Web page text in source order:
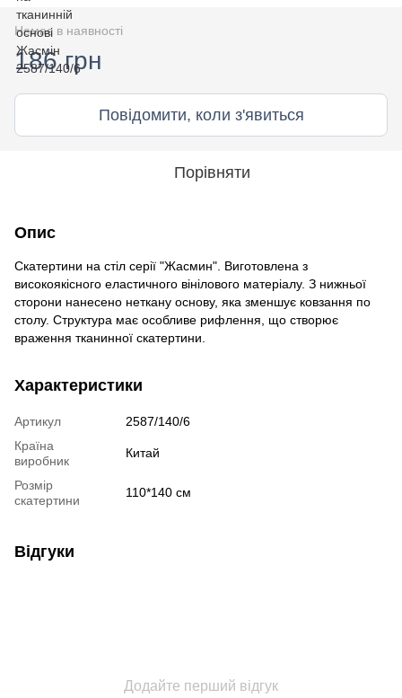
Немає в наявності
186 грн
Повідомити, коли з'явиться
Порівняти
Опис
Скатертини на стіл серії "Жасмин". Виготовлена з
високоякісного еластичного вінілового матеріалу. З нижньої
сторони нанесено неткану основу, яка зменшує ковзання по
столу. Структура має особливе рифлення, що створює
враження тканинної скатертини.
Характеристики
Артикул
2587/140/6
Країна
виробник
Китай
Розмір
скатертини
110*140 см
Відгуки
Додайте перший відгук